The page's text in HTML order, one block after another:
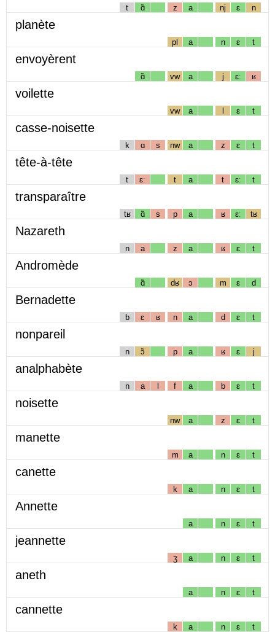
t ɑ̃ z a nj ɛ n
planète
pl a n ɛ t
envoyèrent
ɑ̃ vw a j ɛː ʁ
voilette
vw a l ɛ t
casse-noisette
k ɑ s nw a z ɛ t
tête-à-tête
t ɛː t a t ɛː t
transparaître
tʁ ɑ̃ s p a ʁ ɛː tʁ
Nazareth
n a z a ʁ ɛ t
Andromède
ɑ̃ dʁ ɔ m ɛ d
Bernadette
b ɛ ʁ n a d ɛ t
nonpareil
n ɔ̃ p a ʁ ɛ j
analphabète
n a l f a b ɛ t
noisette
nw a z ɛ t
manette
m a n ɛ t
canette
k a n ɛ t
Annette
a n ɛ t
jeannette
ʒ a n ɛ t
aneth
a n ɛ t
cannette
k a n ɛ t